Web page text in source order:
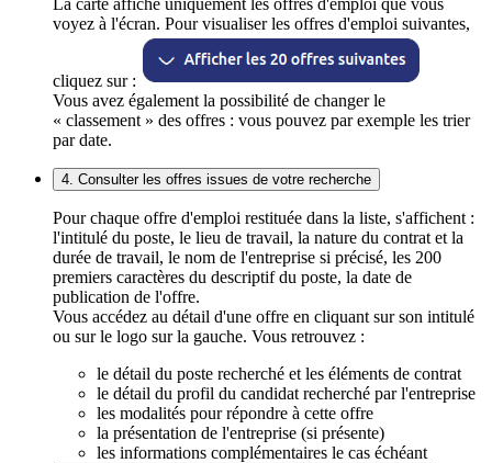
voyez à l'écran. Pour visualiser les offres d'emploi suivantes,
cliquez sur :
Vous avez également la possibilité de changer le
« classement » des offres : vous pouvez par exemple les trier
par date.
4. Consulter les offres issues de votre recherche
Pour chaque offre d'emploi restituée dans la liste, s'affichent :
l'intitulé du poste, le lieu de travail, la nature du contrat et la
durée de travail, le nom de l'entreprise si précisé, les 200
premiers caractères du descriptif du poste, la date de
publication de l'offre.
Vous accédez au détail d'une offre en cliquant sur son intitulé
ou sur le logo sur la gauche. Vous retrouvez :
le détail du poste recherché et les éléments de contrat
le détail du profil du candidat recherché par l'entreprise
les modalités pour répondre à cette offre
la présentation de l'entreprise (si présente)
les informations complémentaires le cas échéant